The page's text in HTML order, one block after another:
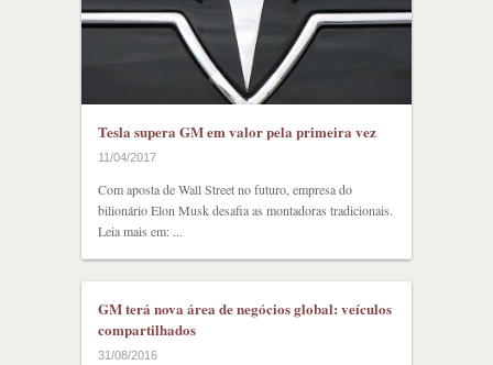
Tesla supera GM em valor pela primeira vez
11/04/2017
Com aposta de Wall Street no futuro, empresa do
bilionário Elon Musk desafia as montadoras tradicionais.
Leia mais em: ...
GM terá nova área de negócios global: veículos
compartilhados
31/08/2016